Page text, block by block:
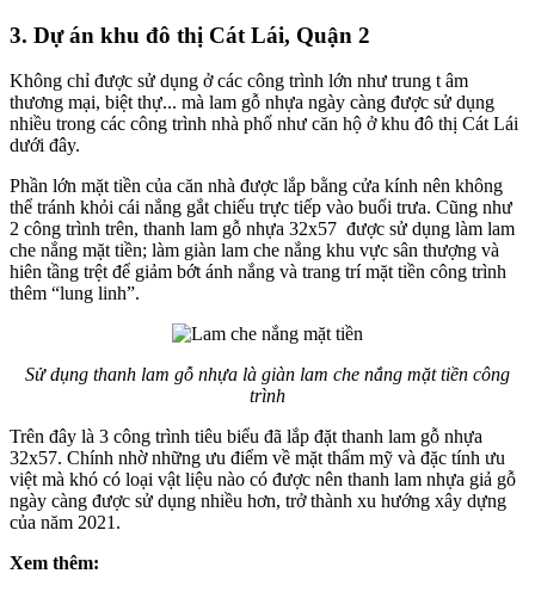
3. Dự án khu đô thị Cát Lái, Quận 2
Không chỉ được sử dụng ở các công trình lớn như trung t âm
thương mại, biệt thự... mà lam gỗ nhựa ngày càng được sử dụng
nhiều trong các công trình nhà phố như căn hộ ở khu đô thị Cát Lái
dưới đây.
Phần lớn mặt tiền của căn nhà được lắp bằng cửa kính nên không
thể tránh khỏi cái nắng gắt chiếu trực tiếp vào buổi trưa. Cũng như
2 công trình trên, thanh lam gỗ nhựa 32x57 được sử dụng làm lam
che nắng mặt tiền; làm giàn lam che nắng khu vực sân thượng và
hiên tầng trệt để giảm bớt ánh nắng và trang trí mặt tiền công trình
thêm “lung linh”.
Sử dụng thanh lam gỗ nhựa là giàn lam che nắng mặt tiền công
trình
Trên đây là 3 công trình tiêu biểu đã lắp đặt thanh lam gỗ nhựa
32x57. Chính nhờ những ưu điểm về mặt thẩm mỹ và đặc tính ưu
việt mà khó có loại vật liệu nào có được nên thanh lam nhựa giả gỗ
ngày càng được sử dụng nhiều hơn, trở thành xu hướng xây dựng
của năm 2021.
Xem thêm: